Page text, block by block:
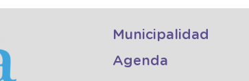
Municipalidad
Agenda